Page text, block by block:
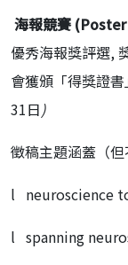
海報競賽(Poster
優秀海報獎評選,
會獲頒「得獎證書
31日)
徵稿主題涵蓋（但
l neuroscience
l spanning